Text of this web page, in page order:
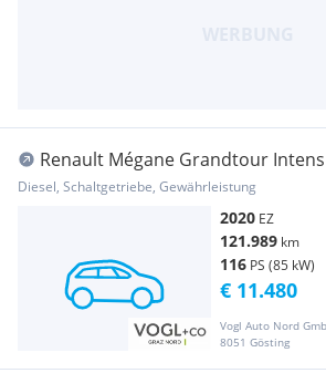
Renault Mégane Grandtour
115
Diesel, Schaltgetriebe, Gewährleistung
2020 EZ
121.989 km
116 PS (85 kW)
Vogl Auto Nord
8051 Gösting
€ 11.480